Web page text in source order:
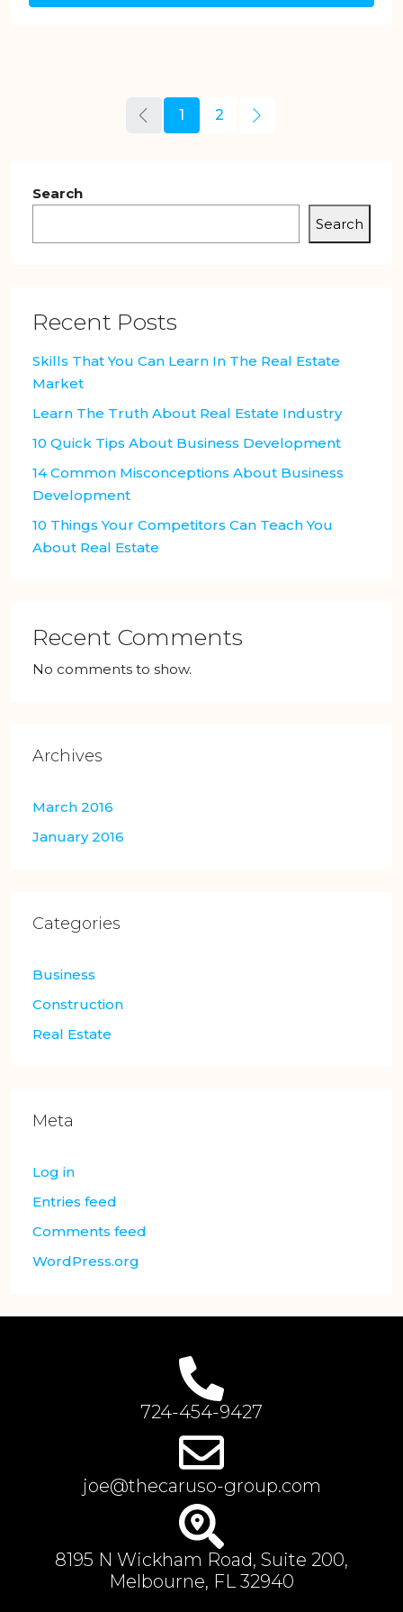
1 2
Search
Search
Recent Posts
Skills That You Can Learn In The Real Estate
Market
Learn The Truth About Real Estate Industry
10 Quick Tips About Business Development
14 Common Misconceptions About Business
Development
10 Things Your Competitors Can Teach You
About Real Estate
Recent Comments
No comments to show.
Archives
March 2016
January 2016
Categories
Business
Construction
Real Estate
Meta
Log in
Entries feed
Comments feed
WordPress.org
724-454-9427
joe@thecaruso-group.com
8195 N Wickham Road, Suite 200,
Melbourne, FL 32940